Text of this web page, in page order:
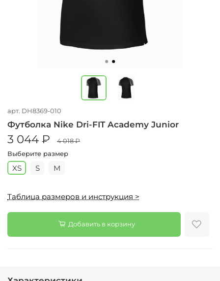
арт. DH8369-010
Футболка Nike Dri-FIT Academy Junior
3 044 ₽
4 018 ₽
Выберите размер
XS S M
Таблица размеров и инструкция >
Добавить в корзину